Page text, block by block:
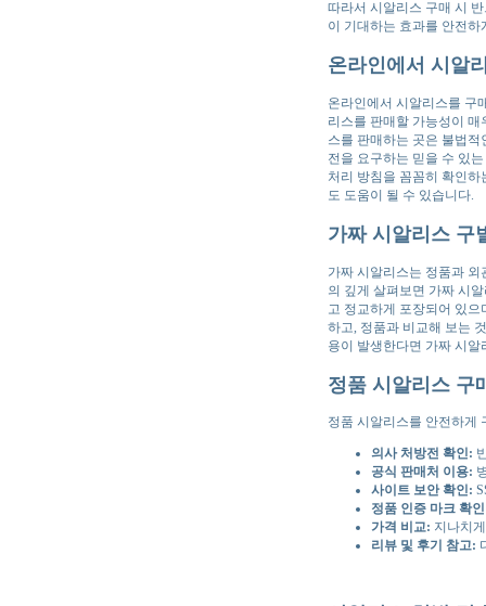
따라서 시알리스 구매 시
이 기대하는 효과를 안전
온라인에서 시알
온라인에서 시알리스를 구
리스를 판매할 가능성이
스를 판매하는 곳은 불법
전을 요구하는 믿을 수 있
처리 방침을 꼼꼼히 확인
도 도움이 될 수 있습니다.
가짜 시알리스 구
가짜 시알리스는 정품과
의 깊게 살펴보면 가짜 시
고 정교하게 포장되어 있
하고, 정품과 비교해 보는
용이 발생한다면 가짜 시
정품 시알리스 구
정품 시알리스를 안전하게
의사 처방전 확인:
공식 판매처 이용:
사이트 보안 확인:
정품 인증 마크 확
가격 비교: 지나치
리뷰 및 후기 참고: